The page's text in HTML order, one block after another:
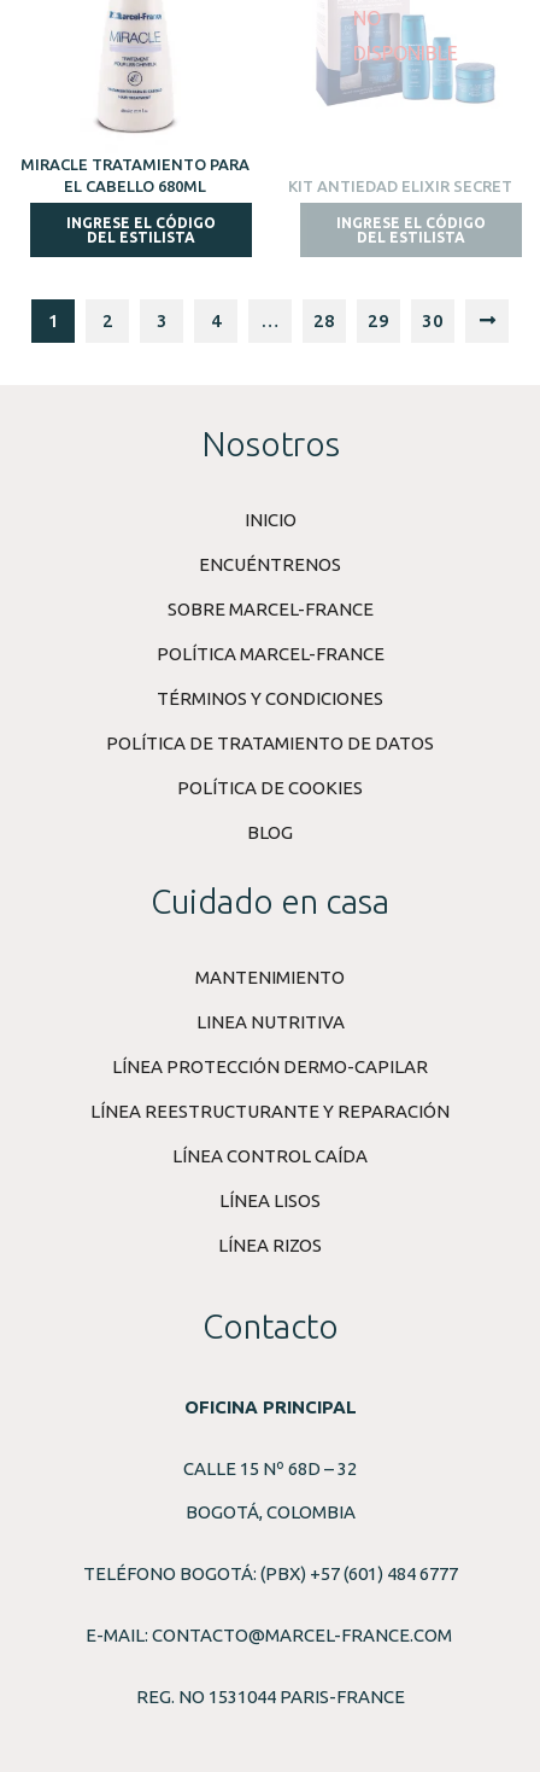
MIRACLE TRATAMIENTO PARA
EL CABELLO 680ML
INGRESE EL CÓDIGO
DEL ESTILISTA
NO
DISPONIBLE
KIT ANTIEDAD ELIXIR SECRET
INGRESE EL CÓDIGO
DEL ESTILISTA
1 2 3 4 … 28 29 30
Nosotros
INICIO
ENCUÉNTRENOS
SOBRE MARCEL-FRANCE
POLÍTICA MARCEL-FRANCE
TÉRMINOS Y CONDICIONES
POLÍTICA DE TRATAMIENTO DE DATOS
POLÍTICA DE COOKIES
BLOG
Cuidado en casa
MANTENIMIENTO
LINEA NUTRITIVA
LÍNEA PROTECCIÓN DERMO-CAPILAR
LÍNEA REESTRUCTURANTE Y REPARACIÓN
LÍNEA CONTROL CAÍDA
LÍNEA LISOS
LÍNEA RIZOS
Contacto
OFICINA PRINCIPAL
CALLE 15 Nº 68D – 32
BOGOTÁ, COLOMBIA
TELÉFONO BOGOTÁ: (PBX) +57 (601) 484 6777
E-MAIL: CONTACTO@MARCEL-FRANCE.COM
REG. NO 1531044 PARIS-FRANCE